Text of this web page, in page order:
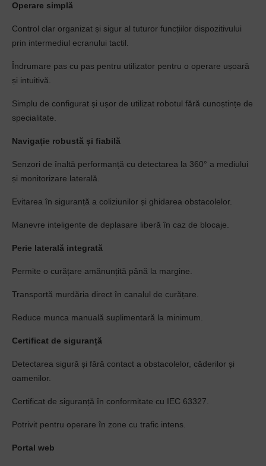
Operare simplă
Control clar organizat și sigur al tuturor funcțiilor dispozitivului
prin intermediul ecranului tactil.
Îndrumare pas cu pas pentru utilizator pentru o operare ușoară
și intuitivă.
Simplu de configurat și ușor de utilizat robotul fără cunoștințe de
specialitate.
Navigație robustă și fiabilă
Senzori de înaltă performanță cu detectarea la 360° a mediului
și monitorizare laterală.
Evitarea în siguranță a coliziunilor și ghidarea obstacolelor.
Manevre inteligente de deplasare liberă în caz de blocaje.
Perie laterală integrată
Permite o curățare amănunțită până la margine.
Transportă murdăria direct în canalul de curățare.
Reduce munca manuală suplimentară la minimum.
Certificat de siguranță
Detectarea sigură și fără contact a obstacolelor, căderilor și
oamenilor.
Certificat de siguranță în conformitate cu IEC 63327.
Potrivit pentru operare în zone cu trafic intens.
Portal web